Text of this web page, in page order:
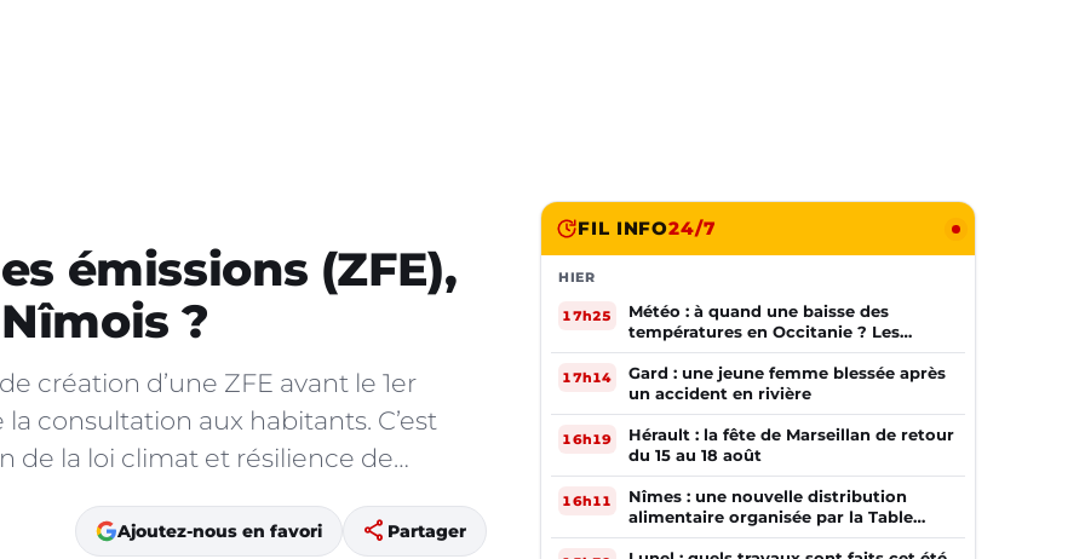
émissions (ZFE),
?
création d’une ZFE avant le 1er
consultation aux habitants. C’est
de la loi climat et résilience de…
Ajoutez-nous en favori share Partager
FIL INFO24/7
HIER
17h25
Météo : à quand une baisse des
températures en Occitanie ? Les
prévisions
17h14
Gard : une jeune femme blessée après
un accident en rivière
16h19
Hérault : la fête de Marseillan de retour
du 15 au 18 août
16h11
Nîmes : une nouvelle distribution
alimentaire organisée par la Table
Ouverte